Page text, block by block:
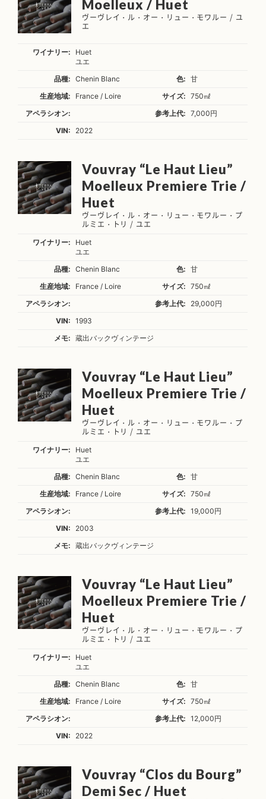
Moelleux / Huet
ヴーヴレイ・ル・オー・リュー・モワルー / ユ
エ
ワイナリー:
Huet
ユエ
品種:
Chenin Blanc 色:
甘
生産地域:
France / Loire サイズ:
750㎖
アペラシオン:
参考上代:
7,000円
VIN:
2022
Vouvray “Le Haut Lieu”
Moelleux Premiere Trie /
Huet
ヴーヴレイ・ル・オー・リュー・モワルー・プ
ルミエ・トリ / ユエ
ワイナリー:
Huet
ユエ
品種:
Chenin Blanc 色:
甘
生産地域:
France / Loire サイズ:
750㎖
アペラシオン:
参考上代:
29,000円
VIN:
1993
メモ:
蔵出バックヴィンテージ
Vouvray “Le Haut Lieu”
Moelleux Premiere Trie /
Huet
ヴーヴレイ・ル・オー・リュー・モワルー・プ
ルミエ・トリ / ユエ
ワイナリー:
Huet
ユエ
品種:
Chenin Blanc 色:
甘
生産地域:
France / Loire サイズ:
750㎖
アペラシオン:
参考上代:
19,000円
VIN:
2003
メモ:
蔵出バックヴィンテージ
Vouvray “Le Haut Lieu”
Moelleux Premiere Trie /
Huet
ヴーヴレイ・ル・オー・リュー・モワルー・プ
ルミエ・トリ / ユエ
ワイナリー:
Huet
ユエ
品種:
Chenin Blanc 色:
甘
生産地域:
France / Loire サイズ:
750㎖
アペラシオン:
参考上代:
12,000円
VIN:
2022
Vouvray “Clos du Bourg”
Demi Sec / Huet